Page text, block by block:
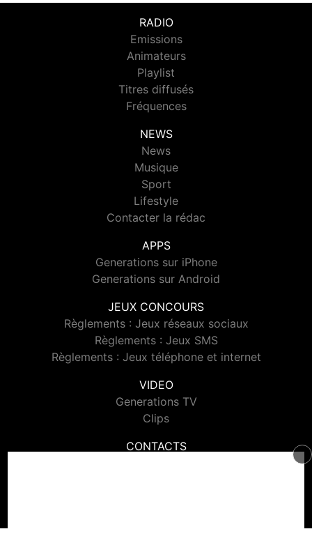
RADIO
Emissions
Animateurs
Playlist
Titres diffusés
Fréquences
NEWS
News
Musique
Sport
Lifestyle
Contacter la rédac
APPS
Generations sur iPhone
Generations sur Android
JEUX CONCOURS
Règlements : Jeux réseaux sociaux
Règlements : Jeux SMS
Règlements : Jeux téléphone et internet
VIDEO
Generations TV
Clips
CONTACTS